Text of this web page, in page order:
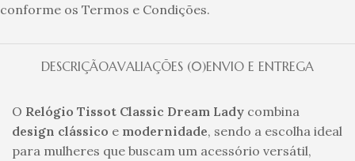
conforme os Termos e Condições.
DESCRIÇÃOAVALIAÇÕES (0)ENVIO E ENTREGA
O Relógio Tissot Classic Dream Lady combina
design clássico e modernidade, sendo a escolha ideal
para mulheres que buscam um acessório versátil,